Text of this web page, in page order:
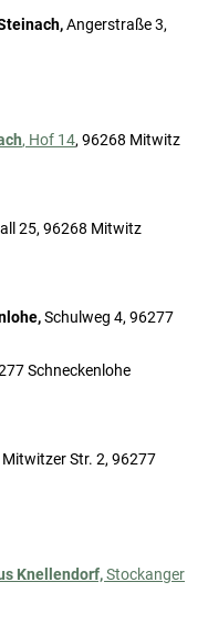
Angerstraße 3,
, Hof 14, 96268 Mitwitz
25, 96268 Mitwitz
Schulweg 4, 96277
Schneckenlohe
Mitwitzer Str. 2, 96277
Knellendorf,Stockanger